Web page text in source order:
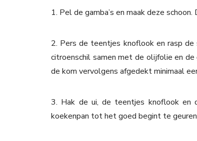
1. Pel de gamba’s en maak deze
2. Pers de teentjes knoflook en rasp
citroenschil samen met de olijfolie en
de kom vervolgens afgedekt minimaal
3. Hak de ui, de teentjes knoflook en
koekenpan tot het goed begint te